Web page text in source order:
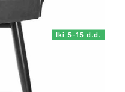
Iki 5-15 d.d.